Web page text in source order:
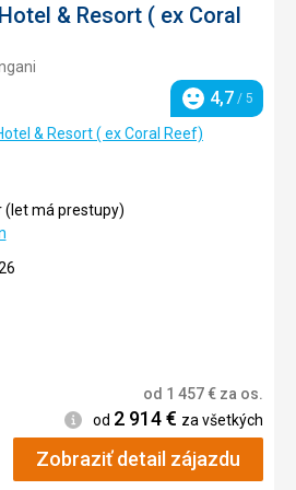
& Resort ( ex Coral
Hodnotenie
4,7 / 5
& Resort ( ex Coral Reef)
(let má prestupy)
od 1 457€ za os.
Informácie
od 2 914€ za všetkých
Zobraziť detail zájazdu